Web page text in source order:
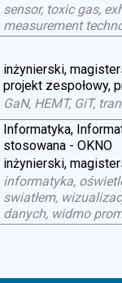
sensor, toxic gas,
measurement
inżynierski,
projekt zespołowy,
GaN, HEMT, GiT,
Informatyka,
stosowana - OKNO
inżynierski,
informatyka,
swiatłem,
danych, widmo